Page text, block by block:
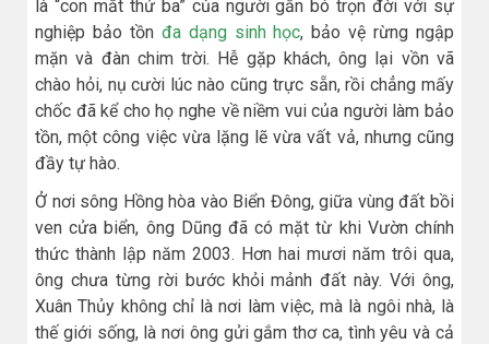
là “con mắt thứ ba” của người gắn bó trọn đời với sự
nghiệp bảo tồn đa dạng sinh học, bảo vệ rừng ngập
mặn và đàn chim trời. Hễ gặp khách, ông lại vồn vã
chào hỏi, nụ cười lúc nào cũng trực sẵn, rồi chẳng mấy
chốc đã kể cho họ nghe về niềm vui của người làm bảo
tồn, một công việc vừa lặng lẽ vừa vất vả, nhưng cũng
đầy tự hào.
Ở nơi sông Hồng hòa vào Biển Đông, giữa vùng đất bồi
ven cửa biển, ông Dũng đã có mặt từ khi Vườn chính
thức thành lập năm 2003. Hơn hai mươi năm trôi qua,
ông chưa từng rời bước khỏi mảnh đất này. Với ông,
Xuân Thủy không chỉ là nơi làm việc, mà là ngôi nhà, là
thế giới sống, là nơi ông gửi gắm thơ ca, tình yêu và cả